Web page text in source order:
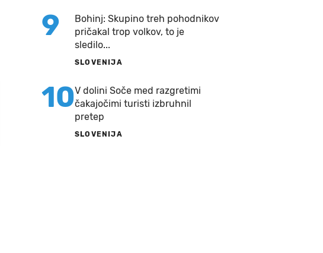
9
Bohinj: Skupino treh pohodnikov
pričakal trop volkov, to je
sledilo...
SLOVENIJA
10V dolini Soče med razgretimi
čakajočimi turisti izbruhnil
pretep
SLOVENIJA